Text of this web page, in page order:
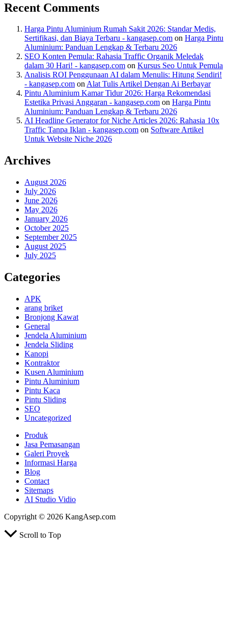
Recent Comments
Harga Pintu Aluminium Rumah Sakit 2026: Standar Medis,
Sertifikasi, dan Biaya Terbaru - kangasep.com on Harga Pintu
Aluminium: Panduan Lengkap & Terbaru 2026
SEO Konten Pemula: Rahasia Traffic Organik Meledak
dalam 30 Hari! - kangasep.com on Kursus Seo Untuk Pemula
Analisis ROI Penggunaan AI dalam Menulis: Hitung Sendiri!
- kangasep.com onAlat Tulis Artikel Dengan Ai Berbayar
Pintu Aluminium Kamar Tidur 2026: Harga Rekomendasi
Estetika Privasi Anggaran - kangasep.com on Harga Pintu
Aluminium: Panduan Lengkap & Terbaru 2026
AI Headline Generator for Niche Articles 2026: Rahasia 10x
Traffic Tanpa Iklan - kangasep.com on Software Artikel
Untuk Website Niche 2026
Archives
August 2026
July 2026
June 2026
May 2026
January 2026
October 2025
September 2025
August 2025
July 2025
Categories
APK
arang briket
Bronjong Kawat
General
Jendela Aluminium
Jendela Sliding
Kanopi
Kontraktor
Kusen Aluminium
Pintu Aluminium
Pintu Kaca
Pintu Sliding
SEO
Uncategorized
Produk
Jasa Pemasangan
Galeri Proyek
Informasi Harga
Blog
Contact
Sitemaps
AI Studio Vidio
Copyright © 2026 KangAsep.com
Scroll to Top